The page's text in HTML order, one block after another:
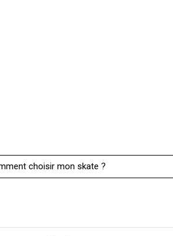
choisir mon skate ?